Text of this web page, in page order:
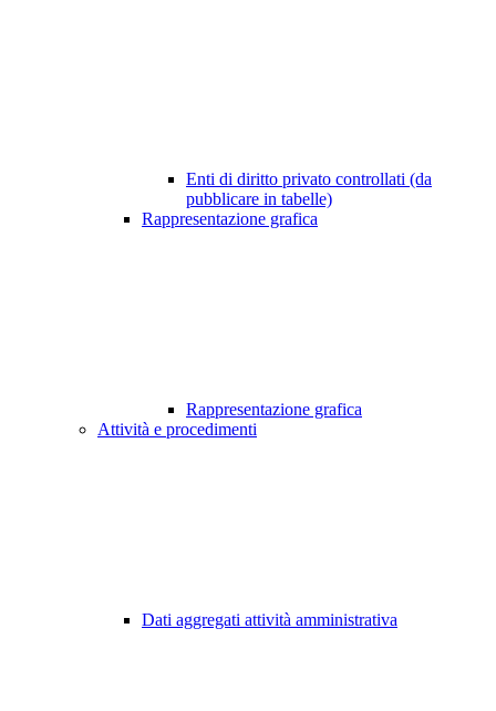
Enti di diritto privato controllati (da
pubblicare in tabelle)
Rappresentazione grafica
Rappresentazione grafica
Attività e procedimenti
Dati aggregati attività amministrativa